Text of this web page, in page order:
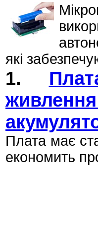
які
1.
Плата має
економить